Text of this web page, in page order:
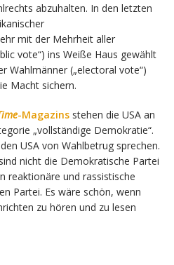
abzuhalten. In den letzten
mit der Mehrheit aller
vote“) ins Weiße Haus gewählt
Wahlmänner („electoral vote“)
Macht sichern.
-Magazins stehen die USA an
„vollständige Demokratie“.
USA von Wahlbetrug sprechen.
nicht die Demokratische Partei
reaktionäre und rassistische
Partei. Es wäre schön, wenn
zu hören und zu lesen